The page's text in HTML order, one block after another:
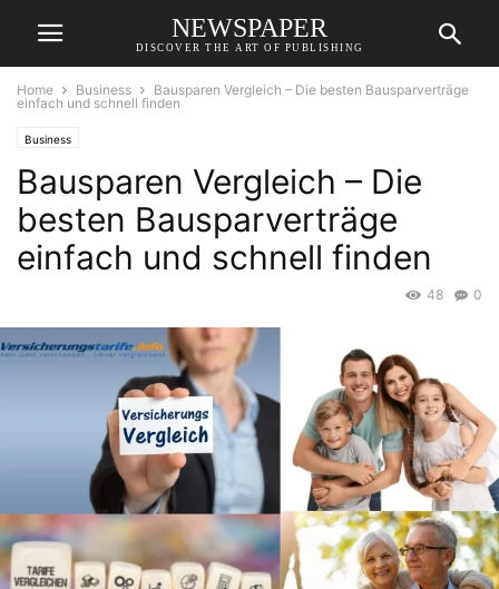
NEWSPAPER
DISCOVER THE ART OF PUBLISHING
Home Business
Bausparen Vergleich – Die besten Bausparverträge
einfach und schnell finden
Business
Bausparen Vergleich – Die
besten Bausparverträge
einfach und schnell finden
0
48